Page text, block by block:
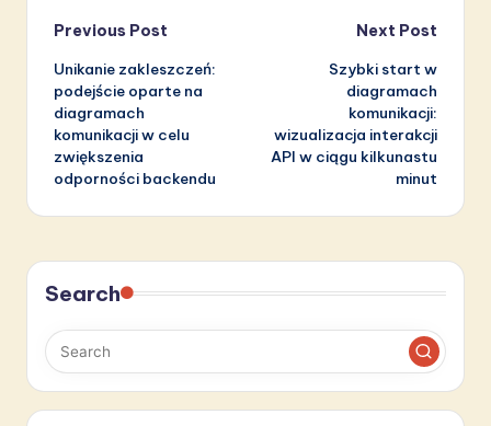
Post
navigation
Previous Post
Unikanie zakleszczeń:
podejście oparte na
diagramach
komunikacji w celu
zwiększenia
odporności backendu
Next Post
Szybki start w
diagramach
komunikacji:
wizualizacja interakcji
API w ciągu kilkunastu
minut
Search